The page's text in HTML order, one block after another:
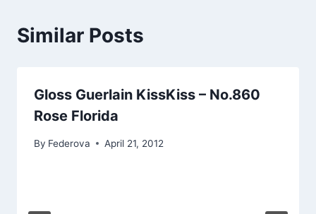
Similar Posts
Gloss Guerlain KissKiss – No.860
Rose Florida
By Federova April 21, 2012